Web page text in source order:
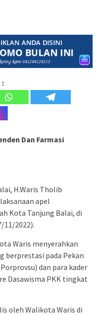
:
Dan Farmasi
H.Waris Tholib
apel
Kota Tanjung Balai, di
11/2022).
Waris menyerahkan
berprestasi pada Pekan
dan para kader
Dasawisma PKK tingkat
oleh Walikota Waris di